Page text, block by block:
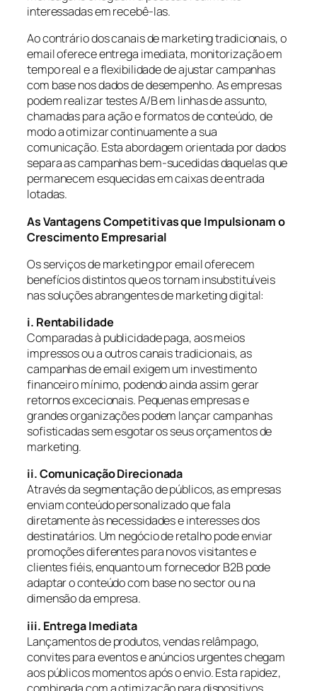
interessadas em recebê-las.
Ao contrário dos canais de marketing tradicionais, o
email oferece entrega imediata, monitorização em
tempo real e a flexibilidade de ajustar campanhas
com base nos dados de desempenho. As empresas
podem realizar testes A/B em linhas de assunto,
chamadas para ação e formatos de conteúdo, de
modo a otimizar continuamente a sua
comunicação. Esta abordagem orientada por dados
separa as campanhas bem-sucedidas daquelas que
permanecem esquecidas em caixas de entrada
lotadas.
As Vantagens Competitivas que Impulsionam o
Crescimento Empresarial
Os serviços de marketing por email oferecem
benefícios distintos que os tornam insubstituíveis
nas soluções abrangentes de marketing digital:
i. Rentabilidade
Comparadas à publicidade paga, aos meios
impressos ou a outros canais tradicionais, as
campanhas de email exigem um investimento
financeiro mínimo, podendo ainda assim gerar
retornos excecionais. Pequenas empresas e
grandes organizações podem lançar campanhas
sofisticadas sem esgotar os seus orçamentos de
marketing.
ii. Comunicação Direcionada
Através da segmentação de públicos, as empresas
enviam conteúdo personalizado que fala
diretamente às necessidades e interesses dos
destinatários. Um negócio de retalho pode enviar
promoções diferentes para novos visitantes e
clientes fiéis, enquanto um fornecedor B2B pode
adaptar o conteúdo com base no sector ou na
dimensão da empresa.
iii. Entrega Imediata
Lançamentos de produtos, vendas relâmpago,
convites para eventos e anúncios urgentes chegam
aos públicos momentos após o envio. Esta rapidez,